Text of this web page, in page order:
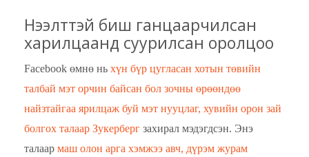
Нээлттэй биш ганцаарчилсан
харилцаанд суурилсан оролцоо
Facebook өмнө нь хүн бүр цугласан хотын төвийн
талбай мэт орчин байсан бол зочны өрөөндөө
найзтайгаа ярилцаж буй мэт нууцлаг, хувийн орон зай
болгох талаар Зукерберг захирал мэдэгдсэн. Энэ
талаар маш олон арга хэмжээ авч, дүрэм журам